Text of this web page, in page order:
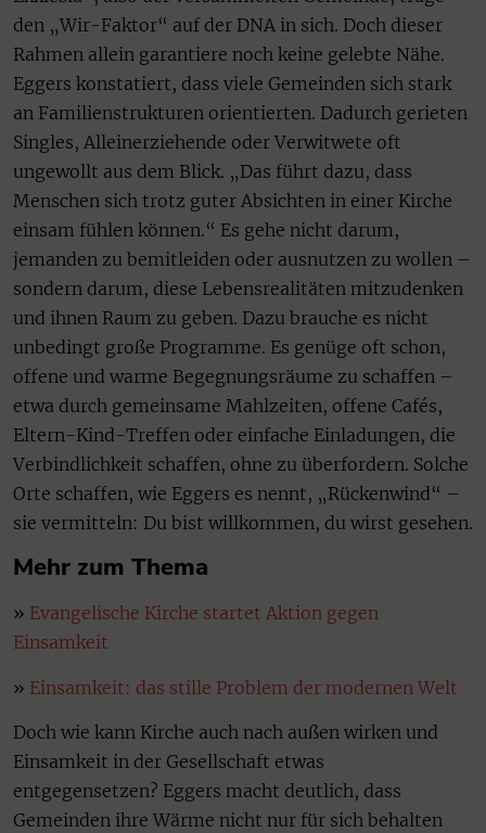
den „Wir-Faktor“ auf der DNA in sich. Doch dieser
Rahmen allein garantiere noch keine gelebte Nähe.
Eggers konstatiert, dass viele Gemeinden sich stark
an Familienstrukturen orientierten. Dadurch gerieten
Singles, Alleinerziehende oder Verwitwete oft
ungewollt aus dem Blick. „Das führt dazu, dass
Menschen sich trotz guter Absichten in einer Kirche
einsam fühlen können.“ Es gehe nicht darum,
jemanden zu bemitleiden oder ausnutzen zu wollen –
sondern darum, diese Lebensrealitäten mitzudenken
und ihnen Raum zu geben. Dazu brauche es nicht
unbedingt große Programme. Es genüge oft schon,
offene und warme Begegnungsräume zu schaffen –
etwa durch gemeinsame Mahlzeiten, offene Cafés,
Eltern-Kind-Treffen oder einfache Einladungen, die
Verbindlichkeit schaffen, ohne zu überfordern. Solche
Orte schaffen, wie Eggers es nennt, „Rückenwind“ –
sie vermitteln: Du bist willkommen, du wirst gesehen.
Mehr zum Thema
» Evangelische Kirche startet Aktion gegen
Einsamkeit
» Einsamkeit: das stille Problem der modernen Welt
Doch wie kann Kirche auch nach außen wirken und
Einsamkeit in der Gesellschaft etwas
entgegensetzen? Eggers macht deutlich, dass
Gemeinden ihre Wärme nicht nur für sich behalten